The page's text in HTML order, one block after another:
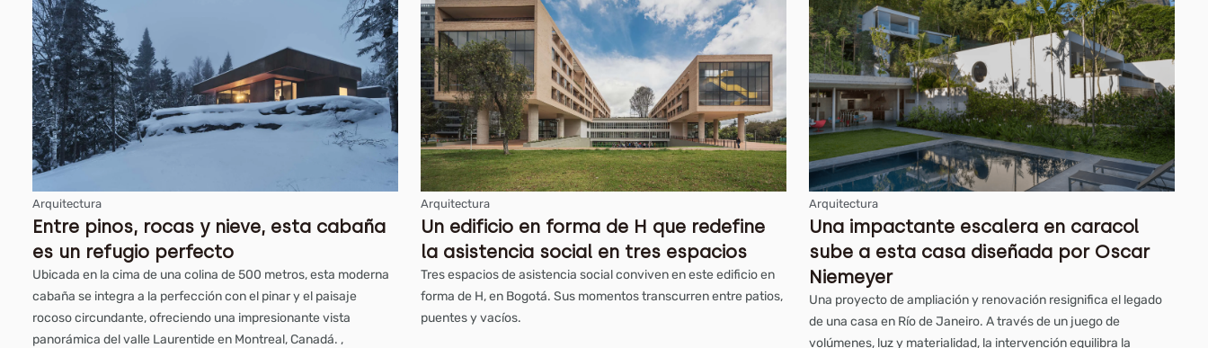
Arquitectura
Entre pinos, rocas y nieve, esta cabaña
es un refugio perfecto
Ubicada en la cima de una colina de 500 metros, esta moderna
cabaña se integra a la perfección con el pinar y el paisaje
rocoso circundante, ofreciendo una impresionante vista
panorámica del valle Laurentide en Montreal, Canadá. ,
Arquitectura
Un edificio en forma de H que redefine
la asistencia social en tres espacios
Tres espacios de asistencia social conviven en este edificio en
forma de H, en Bogotá. Sus momentos transcurren entre patios,
puentes y vacíos.
Arquitectura
Una impactante escalera en caracol
sube a esta casa diseñada por Oscar
Niemeyer
Una proyecto de ampliación y renovación resignifica el legado
de una casa en Río de Janeiro. A través de un juego de
volúmenes, luz y materialidad, la intervención equilibra la